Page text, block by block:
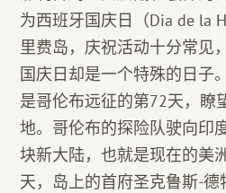
为西班牙国庆日（Dia de la
里费岛，庆祝活动十分常见
国庆日却是一个特殊的日子
是哥伦布远征的第72天，瞭
地。哥伦布的探险队驶向印
块新大陆，也就是现在的美
天，岛上的首府圣克鲁斯-